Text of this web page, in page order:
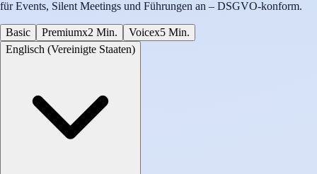
für Events, Silent Meetings und Führungen an – DSGVO-konform.
Basic Premiumx2 Min. Voicex5 Min.
Englisch (Vereinigte Staaten)